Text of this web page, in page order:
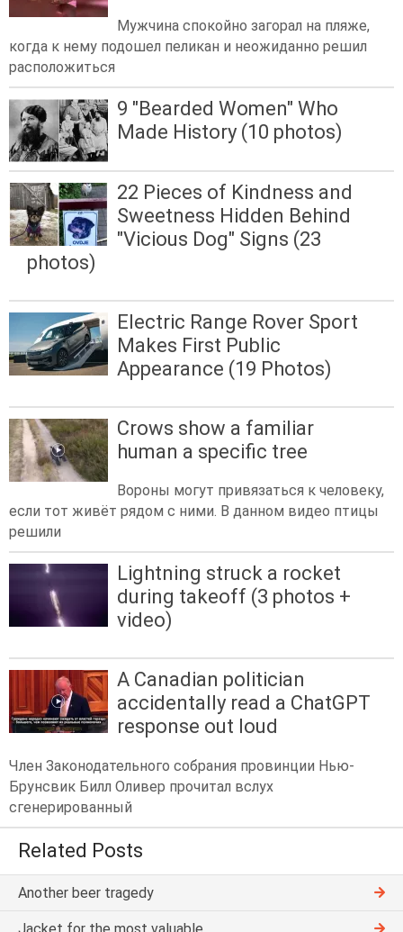
Мужчина спокойно загорал на пляже,
когда к нему подошел пеликан и неожиданно решил
расположиться
9 "Bearded Women" Who
Made History (10 photos)
22 Pieces of Kindness and
Sweetness Hidden Behind
"Vicious Dog" Signs (23
photos)
Electric Range Rover Sport
Makes First Public
Appearance (19 Photos)
Crows show a familiar
human a specific tree
Вороны могут привязаться к человеку,
если тот живёт рядом с ними. В данном видео птицы
решили
Lightning struck a rocket
during takeoff (3 photos +
video)
A Canadian politician
accidentally read a ChatGPT
response out loud
Член Законодательного собрания провинции Нью-
Брунсвик Билл Оливер прочитал вслух
сгенерированный
Related Posts
Another beer tragedy
Jacket for the most valuable